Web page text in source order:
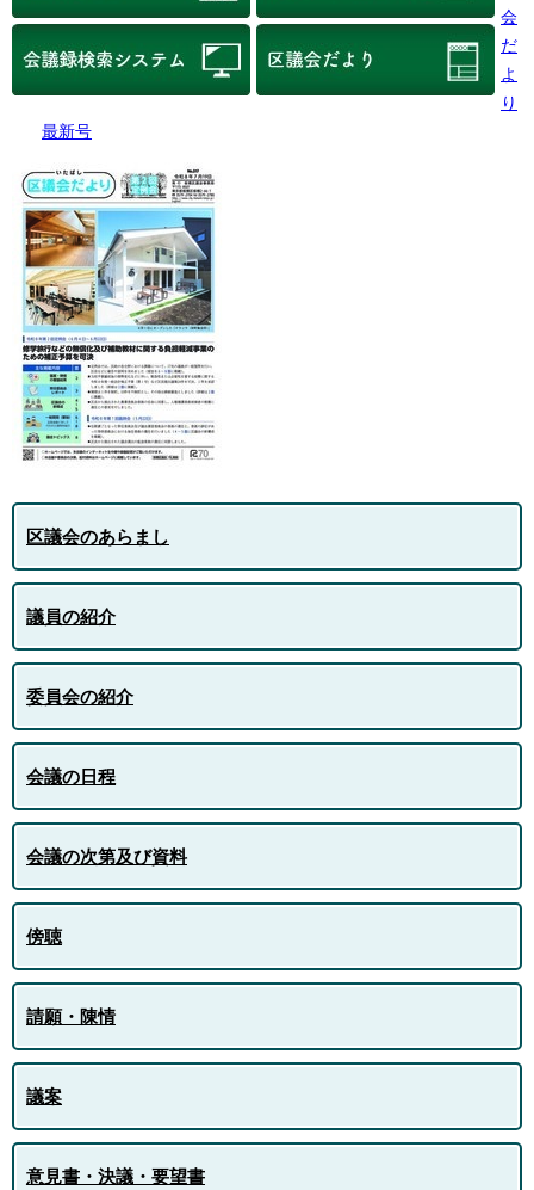
会
だ
よ
り
最新号
区議会のあらまし
議員の紹介
委員会の紹介
会議の日程
会議の次第及び資料
傍聴
請願・陳情
議案
意見書・決議・要望書